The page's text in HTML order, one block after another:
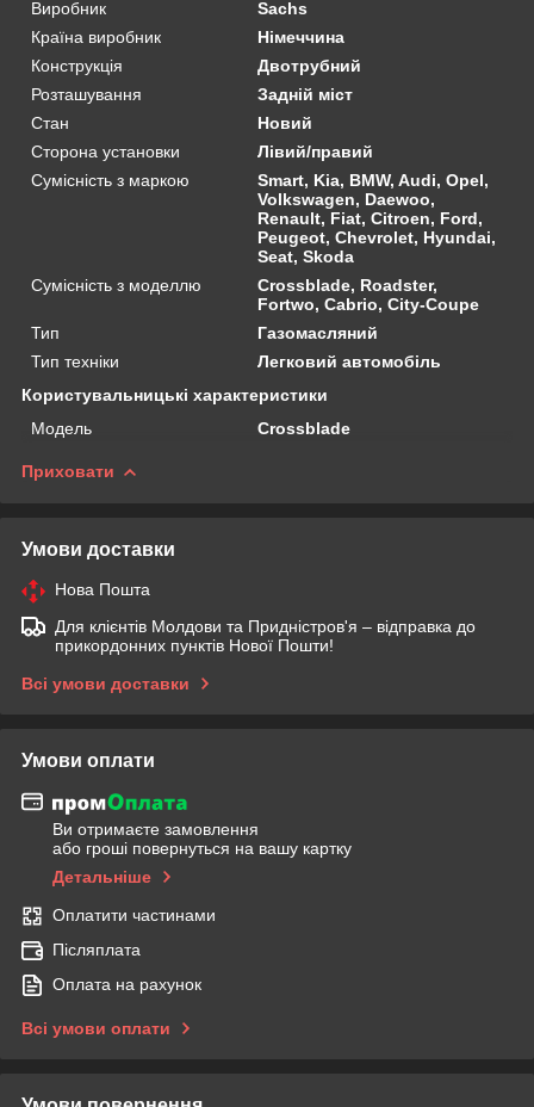
Виробник
Sachs
Країна виробник
Німеччина
Конструкція
Двотрубний
Розташування
Задній міст
Стан
Новий
Сторона установки
Лівий/правий
Сумісність з маркою
Smart, Kia, BMW, Audi, Opel,
Volkswagen, Daewoo,
Renault, Fiat, Citroen, Ford,
Peugeot, Chevrolet, Hyundai,
Seat, Skoda
Сумісність з моделлю
Crossblade, Roadster,
Fortwo, Cabrio, City-Coupe
Тип
Газомасляний
Тип техніки
Легковий автомобіль
Користувальницькі характеристики
Мoдель
Crossblade
Приховати
Умови доставки
Нова Пошта
Для клієнтів Молдови та Придністров'я – відправка до
прикордонних пунктів Нової Пошти!
Всі умови доставки
Умови оплати
Ви отримаєте замовлення
або гроші повернуться на вашу картку
Детальніше
Оплатити частинами
Післяплата
Оплата на рахунок
Всі умови оплати